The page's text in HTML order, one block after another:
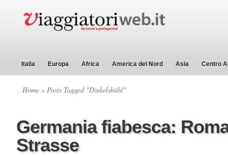
Italia Europa Africa America del Nord Asia Centro
Home » Posts Tagged "Dinkelsbühl"
Germania fiabesca:
Strasse